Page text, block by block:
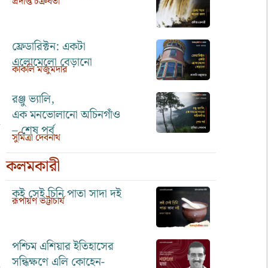
ফ্রেডারিক্টন: একটা
এলোমেলো বেড়ানো
কাকলি মজুমদার
রঞ্জু ভ্যালি,
এক মনভোলানো অচিনগাঁও
– শেষ পর্ব
সুমিত্রা দেবনাথ
কলমকারী
কই সেই চিনি পাতা সাদা দই
রূপায়ণ ভট্টাচার্য
পশ্চিম এশিয়ার ইতিহাসের
সন্ধিক্ষণে এলি কোহেন-